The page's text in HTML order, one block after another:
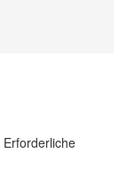
Erforderliche